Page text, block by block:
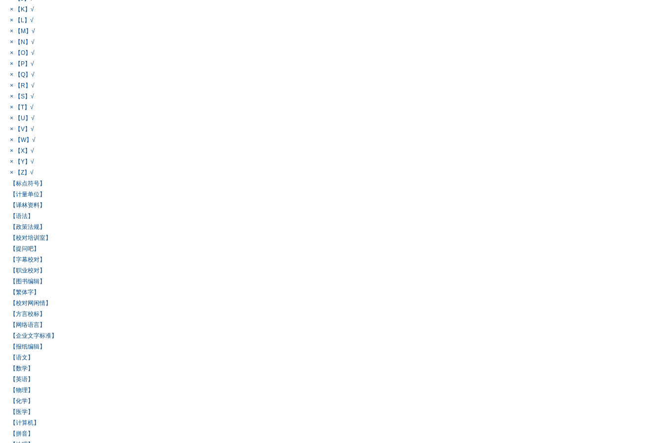
× 【K】√
× 【L】√
× 【M】√
× 【N】√
× 【O】√
× 【P】√
× 【Q】√
× 【R】√
× 【S】√
× 【T】√
× 【U】√
× 【V】√
× 【W】√
× 【X】√
× 【Y】√
× 【Z】√
【标点符号】
【计量单位】
【译林资料】
【语法】
【政策法规】
【校对培训室】
【提问吧】
【字幕校对】
【职业校对】
【图书编辑】
【繁体字】
【校对网闲情】
【方言校标】
【网络语言】
【企业文字标准】
【报纸编辑】
【语文】
【数学】
【英语】
【物理】
【化学】
【医学】
【计算机】
【拼音】